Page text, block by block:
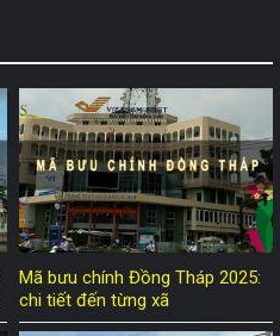
Mã bưu chính Đồng Tháp 2025:
chi tiết đến từng xã